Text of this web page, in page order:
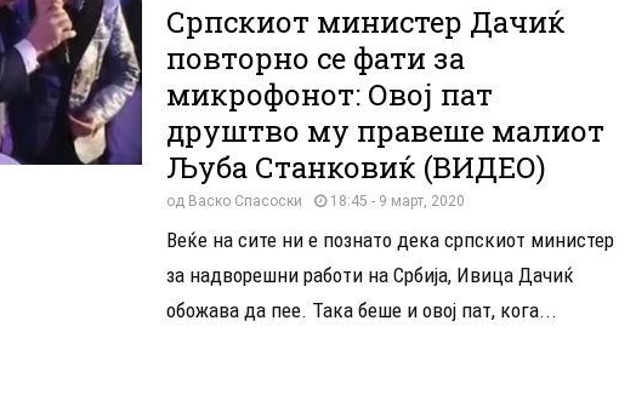
Српскиот министер Дачиќ
повторно се фати за
микрофонот: Овој пат
друштво му правеше малиот
Љуба Станковиќ (ВИДЕО)
од Васко Спасоски 18:45 - 9 март, 2020
Веќе на сите ни е познато дека српскиот министер
за надворешни работи на Србија, Ивица Дачиќ
обожава да пее. Така беше и овој пат, кога...